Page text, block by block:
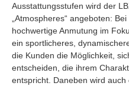
Ausstattungsstufen wird der
„Atmospheres“ angeboten:
hochwertige Anmutung im
ein sportlicheres,
die Kunden die Möglichkeit,
entscheiden, die ihrem
entspricht. Daneben wird auch